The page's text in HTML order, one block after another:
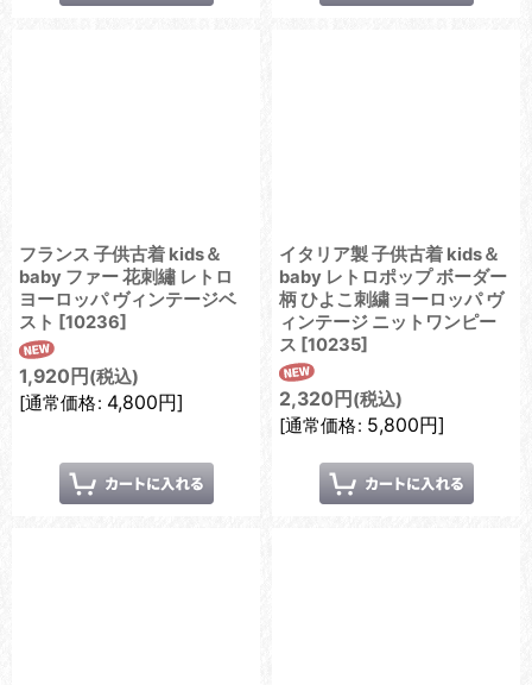
フランス 子供古着 kids＆
baby ファー 花刺繡 レトロ
ヨーロッパ ヴィンテージベ
スト [10236]
1,920 円 (税込)
[通常価格: 4,800円]
イタリア製 子供古着 kids＆
baby レトロポップ ボーダー
柄 ひよこ刺繍 ヨーロッパ ヴ
ィンテージ ニットワンピー
ス [10235]
2,320 円 (税込)
[通常価格: 5,800円]